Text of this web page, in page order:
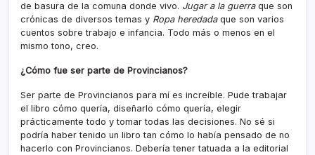
de basura de la comuna donde vivo. Jugar a la guerraque son
crónicas de diversos temas y Ropa heredadaque son varios
cuentos sobre trabajo e infancia. Todo más o menos en el
mismo tono, creo.
¿Cómo fue ser parte de Provincianos?
Ser parte de Provincianos para mí es increíble. Pude trabajar
el libro cómo quería, diseñarlo cómo quería, elegir
prácticamente todo y tomar todas las decisiones. No sé si
podría haber tenido un libro tan cómo lo había pensado de no
hacerlo con Provincianos. Debería tener tatuada a la editorial